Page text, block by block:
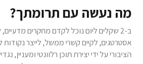
מה נעשה עם תרומתך?
ב-2 שקלים ליום נוכל לקדם מחקרים
אסטרטגים, לקיים קשרי ממשל, לייצר
הציבורי על ידי יצירת תוכן רלוונטי ומעניין,